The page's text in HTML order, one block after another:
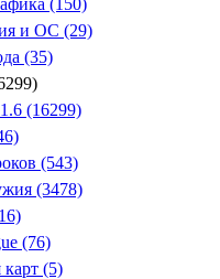
(150)
и ОС (29)
(35)
(16299)
(543)
(3478)
(76)
(5)